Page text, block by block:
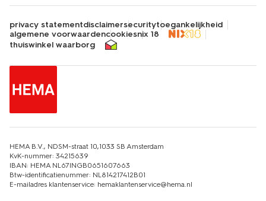
privacy statementdisclaimersecuritytoegankelijkheid
algemene voorwaardencookiesnix 18
thuiswinkel waarborg
HEMA B.V., NDSM-straat 10,1033 SB Amsterdam
KvK-nummer: 34215639
IBAN: HEMA NL67INGB0651607663
Btw-identificatienummer: NL814217412B01
E-mailadres klantenservice: hemaklantenservice@hema.nl